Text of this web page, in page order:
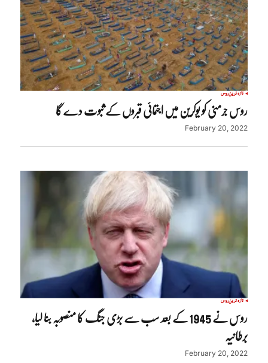
تازہ ترینروس
روس جرمنی کو یوکرین میں اجتمائی قبروں کے ثبوت دے گا
February 20, 2022
تازہ ترینروس
روس نے 1945 کے بعد سب سے بڑی جنگ کا منصوبہ بنا لیا،
برطانیہ
February 20, 2022